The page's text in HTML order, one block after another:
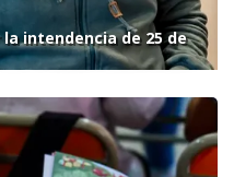
intendencia de 25 de